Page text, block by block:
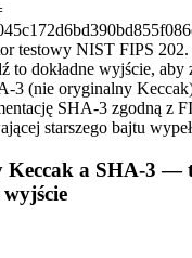
testowy NIST FIPS 202.
to dokładne wyjście,
3 (nie oryginalny
SHA-3 zgodną z
starszego bajtu
Keccak a SHA-3 —